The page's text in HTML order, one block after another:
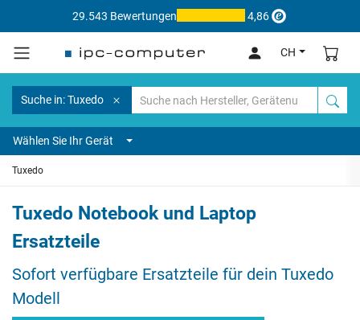
29.543 Bewertungen 4,86
CH
Suche in: Tuxedo
Wählen Sie Ihr Gerät
Tuxedo
Tuxedo Notebook und Laptop
Ersatzteile
Sofort verfügbare Ersatzteile für dein Tuxedo
Modell